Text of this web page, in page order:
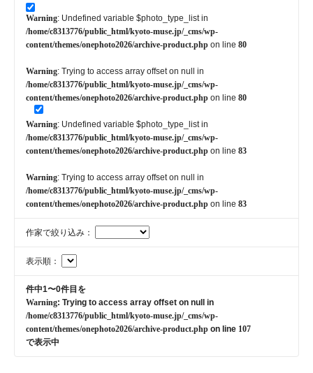
Warning: Undefined variable $photo_type_list in
/home/c8313776/public_html/kyoto-muse.jp/_cms/wp-
content/themes/onephoto2026/archive-product.php on line 80
Warning: Trying to access array offset on null in
/home/c8313776/public_html/kyoto-muse.jp/_cms/wp-
content/themes/onephoto2026/archive-product.php on line 80
Warning: Undefined variable $photo_type_list in
/home/c8313776/public_html/kyoto-muse.jp/_cms/wp-
content/themes/onephoto2026/archive-product.php on line 83
Warning: Trying to access array offset on null in
/home/c8313776/public_html/kyoto-muse.jp/_cms/wp-
content/themes/onephoto2026/archive-product.php on line 83
作家で絞り込み：
表示順：
件中1〜0件目を
Warning: Trying to access array offset on null in
/home/c8313776/public_html/kyoto-muse.jp/_cms/wp-
content/themes/onephoto2026/archive-product.php on line 107
で表示中